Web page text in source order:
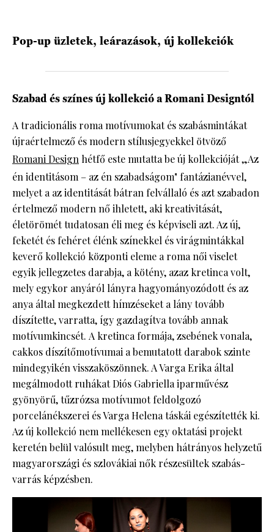
HÍRLEVÉL
Pop-up üzletek, leárazások, új kollekciók
Szabad és színes új kollekció a Romani Designtól
A tradicionális roma motívumokat és szabásmintákat
újraértelmező és modern stílusjegyekkel ötvöző
Romani Design hétfő este mutatta be új kollekcióját „Az
én identitásom – az én szabadságom" fantázianévvel,
melyet a az identitását bátran felvállaló és azt szabadon
értelmező modern nő ihletett, aki kreativitását,
életörömét tudatosan éli meg és képviseli azt. Az új,
feketét és fehéret élénk színekkel és virágmintákkal
keverő kollekció központi eleme a roma női viselet
egyik jellegzetes darabja, a kötény, azaz kretinca volt,
mely egykor anyáról lányra hagyományozódott és az
anya által megkezdett hímzéseket a lány tovább
díszítette, varratta, így gazdagítva tovább annak
motívumkincsét. A kretinca formája, zsebének vonala,
cakkos díszítőmotívumai a bemutatott darabok szinte
mindegyikén visszaköszönnek. A Varga Erika által
megálmodott ruhákat Diós Gabriella iparművész
gyönyörű, tűzrózsa motívumot feldolgozó
porcelánékszerei és Varga Helena táskái egészítették ki.
Az új kollekció nem mellékesen egy oktatási projekt
keretén belül valósult meg, melyben hátrányos helyzetű
magyarországi és szlovákiai nők részesültek szabás-
varrás képzésben.